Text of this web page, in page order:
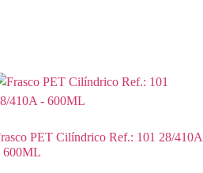
PET Cilíndrico Ref.: 101 28/410A
600ML